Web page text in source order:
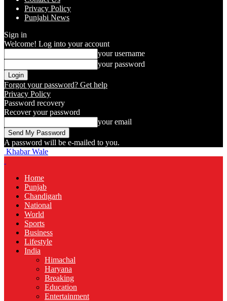
Privacy Policy
Punjabi News
Sign in
Welcome! Log into your account
your username
your password
Forgot your password? Get help
Privacy Policy
Password recovery
Recover your password
your email
A password will be e-mailed to you.
Khabar Wale
Home
Punjab
Chandigarh
National
World
Sports
Business
Lifestyle
India
Himachal
Haryana
Breaking
Education
Entertainment